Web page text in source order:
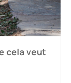
cela veut